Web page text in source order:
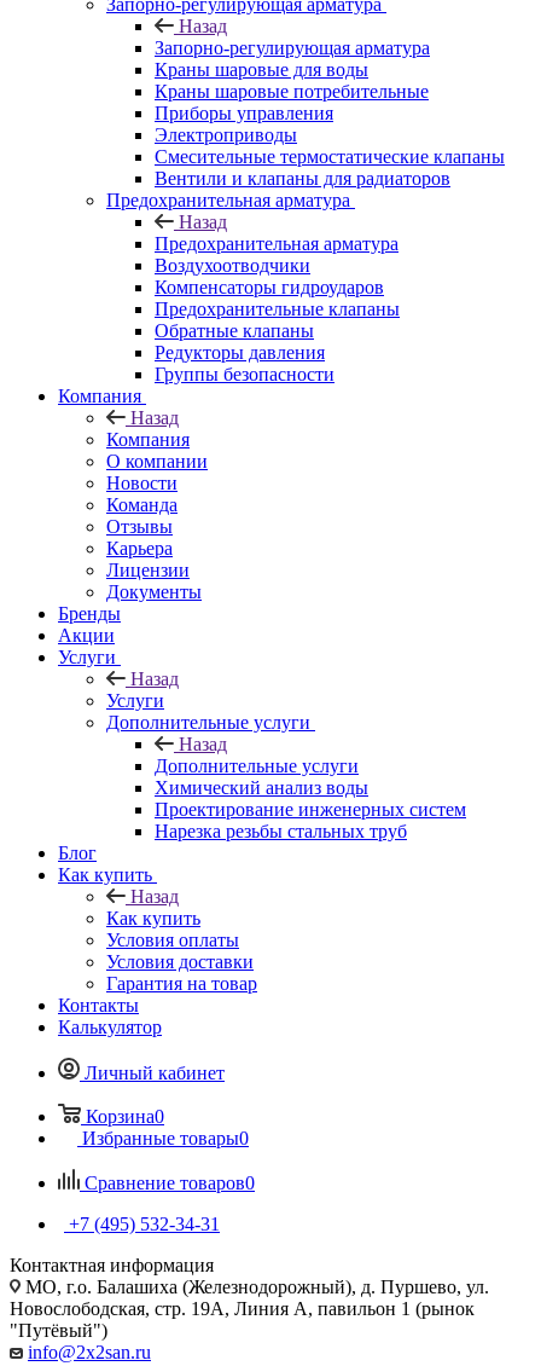
Запорно-регулирующая арматура
Назад
Запорно-регулирующая арматура
Краны шаровые для воды
Краны шаровые потребительные
Приборы управления
Электроприводы
Смесительные термостатические клапаны
Вентили и клапаны для радиаторов
Предохранительная арматура
Назад
Предохранительная арматура
Воздухоотводчики
Компенсаторы гидроударов
Предохранительные клапаны
Обратные клапаны
Редукторы давления
Группы безопасности
Компания
Назад
Компания
О компании
Новости
Команда
Отзывы
Карьера
Лицензии
Документы
Бренды
Акции
Услуги
Назад
Услуги
Дополнительные услуги
Назад
Дополнительные услуги
Химический анализ воды
Проектирование инженерных систем
Нарезка резьбы стальных труб
Блог
Как купить
Назад
Как купить
Условия оплаты
Условия доставки
Гарантия на товар
Контакты
Калькулятор
Личный кабинет
Корзина0
Избранные товары0
Сравнение товаров0
+7 (495) 532‑34‑31
Контактная информация
МО, г.о. Балашиха (Железнодорожный), д. Пуршево, ул.
Новослободская, стр. 19А, Линия А, павильон 1 (рынок
"Путёвый")
info@2x2san.ru